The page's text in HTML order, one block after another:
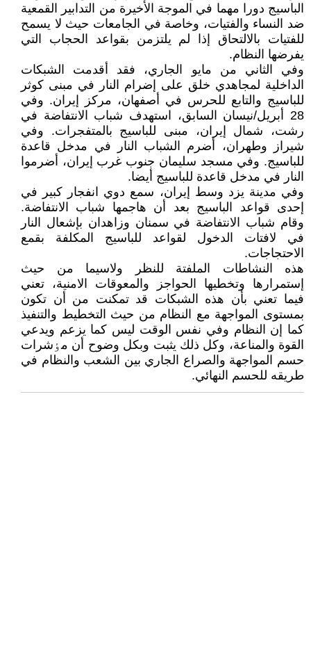
الباسيج دورا مهما في الموجة الأخيرة من التدابير القمعية
ضد النساء والفتيات، وخاصة في الجامعات حيث لا يسمح
للفتيات بالالتحاق إذا لم يلتزمن بقواعد الحجاب التي
يفرضها النظام.
وفي الثاني من مايو الجاري، فقد أقدمت الشبکات
الداخلية لمجاهدي خلق على إضرام النار في مبنى کوثر
للباسيج والتابع للحرس في أصفهان، مركز إيران. وفي
28 أبريل/نيسان السابق، استهدف شباب الانتفاضة في
رشت، شمال إيران، مبنى للباسيج بالمتفجرات. وفي
شيراز وطهران، أضرم الشباب النار في مدخل قاعدة
للباسيج. وفي مسجد سليمان جنوب غرب إيران، أضرموا
النار في مدخل قاعدة للباسيج أيضا.
وفي مدينة يزد وسط إيران، سمع دوي انفجار كبير في
إحدى قواعد الباسيج بعد أن هاجمها شباب الانتفاضة.
وقام شباب الانتفاضة في سمنان وزاهدان بإشعال النار
في لافتات الدخول لقواعد للباسيج المكلفة بقمع
الاحتجاجات.
هذه النشاطات الملفتة للنظر ولاسيما من حيث
إستمرارها وتخطيها الحواجز والمعوقات الامنية، تعني
فيما تعني بأن هذه الشبکات قد تمکنت من أن تکون
بمستوى المواجهة مع النظام من حيث التخطيط والتنفيذ
کما إن النظام وفي نفس الوقت ليس کما يزعم ويدعي
القوة والمناعة، وکل ذلك يثبت وبکل وضوح أن مٶشرات
حسم المواجهة والصراع الجاري بين الشعب والنظام في
طريقه للحسم النهائي.